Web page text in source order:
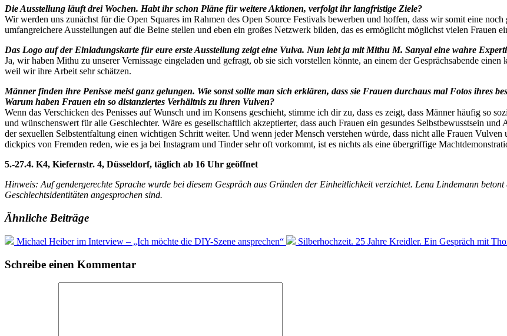
Die Ausstellung läuft drei Wochen. Habt ihr schon Pläne für weitere Aktionen, verfolgt ihr langfristige Ziele?
Wir werden uns zunächst für die Open Squares im Rahmen des Open Source Festivals bewerben und hoffen, dass wir somit eine
umfangreichere Ausstellungen auf die Beine stellen und eben ein großes Netzwerk bilden, das es ermöglicht möglichst vielen Frauen
Das Logo auf der Einladungskarte für eure erste Ausstellung zeigt eine Vulva. Nun lebt ja mit Mithu M. Sanyal eine wahre
Ja, wir haben Mithu zu unserer Vernissage eingeladen und gefragt, ob sie sich vorstellen könnte, an einem der Gesprächsabende
weil wir ihre Arbeit sehr schätzen.
Männer finden ihre Penisse meist ganz gelungen. Wie sonst sollte man sich erklären, dass sie Frauen durchaus mal Fotos ihres
Warum haben Frauen ein so distanziertes Verhältnis zu ihren Vulven?
Wenn das Verschicken des Penisses auf Wunsch und im Konsens geschieht, stimme ich dir zu, dass es zeigt, dass Männer häufig so
und wünschenswert für alle Geschlechter. Wäre es gesellschaftlich akzeptierter, dass auch Frauen ein gesundes Selbstbewusstsein
der sexuellen Selbstentfaltung einen wichtigen Schritt weiter. Und wenn jeder Mensch verstehen würde, dass nicht alle Frauen
dickpics von Fremden reden, wie es ja bei Instagram und Tinder sehr oft vorkommt, ist es nichts als eine übergriffige
5.-27.4. K4, Kiefernstr. 4, Düsseldorf, täglich ab 16 Uhr geöffnet
Hinweis: Auf gendergerechte Sprache wurde bei diesem Gespräch aus Gründen der Einheitlichkeit verzichtet. Lena Lindemann
Geschlechtsidentitäten angesprochen sind.
Ähnliche Beiträge
Michael Heiber im Interview – „Ich möchte die DIY-Szene ansprechen“ Silberhochzeit. 25 Jahre Kreidler. Ein Gespräch mit
Schreibe einen Kommentar